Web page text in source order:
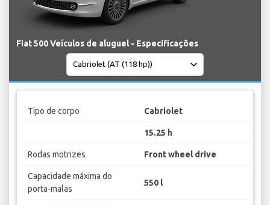
Fiat 500 Veículos de aluguel - Especificações
Tipo de corpo Cabriolet
15.25 h
Rodas motrizes Front wheel drive
Capacidade máxima do
porta-malas
550 l